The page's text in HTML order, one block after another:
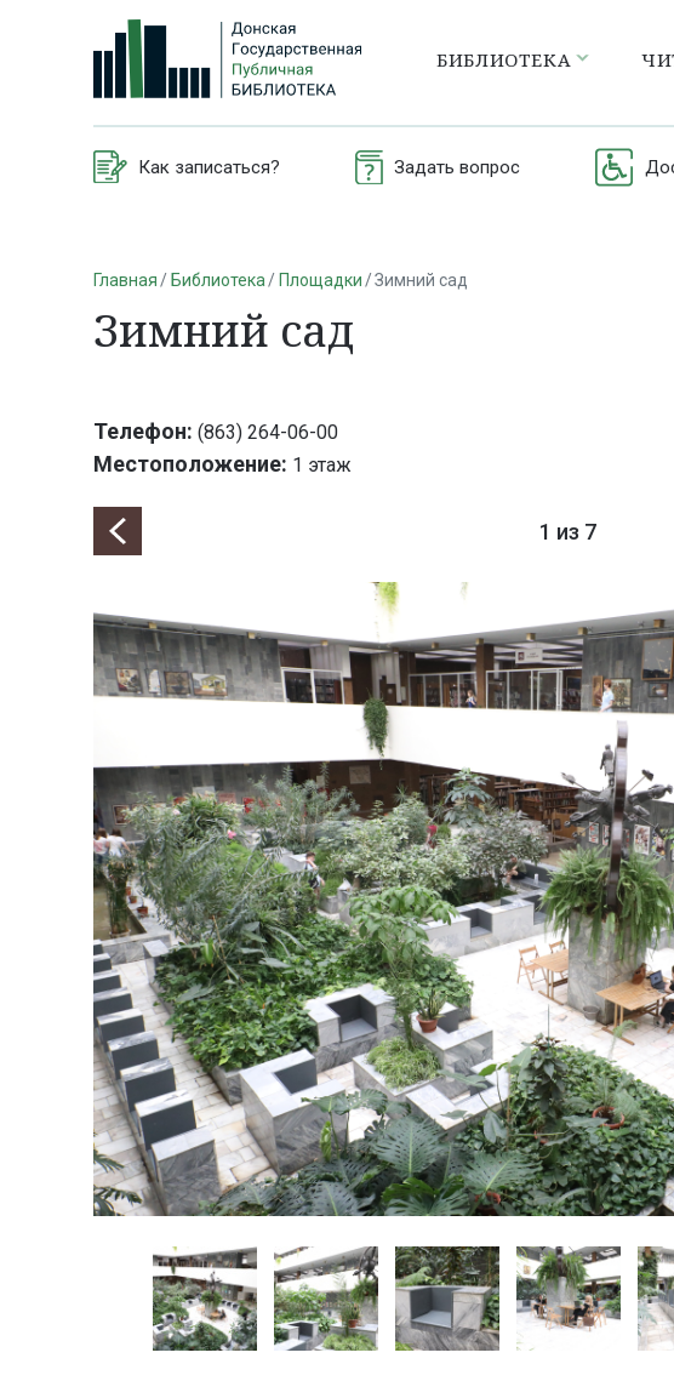
БИБЛИОТЕКА
Как записаться? Задать вопрос
Главная Библиотека Площадки Зимний сад
Зимний сад
Телефон: (863) 264-06-00
Местоположение: 1 этаж
1 из 7